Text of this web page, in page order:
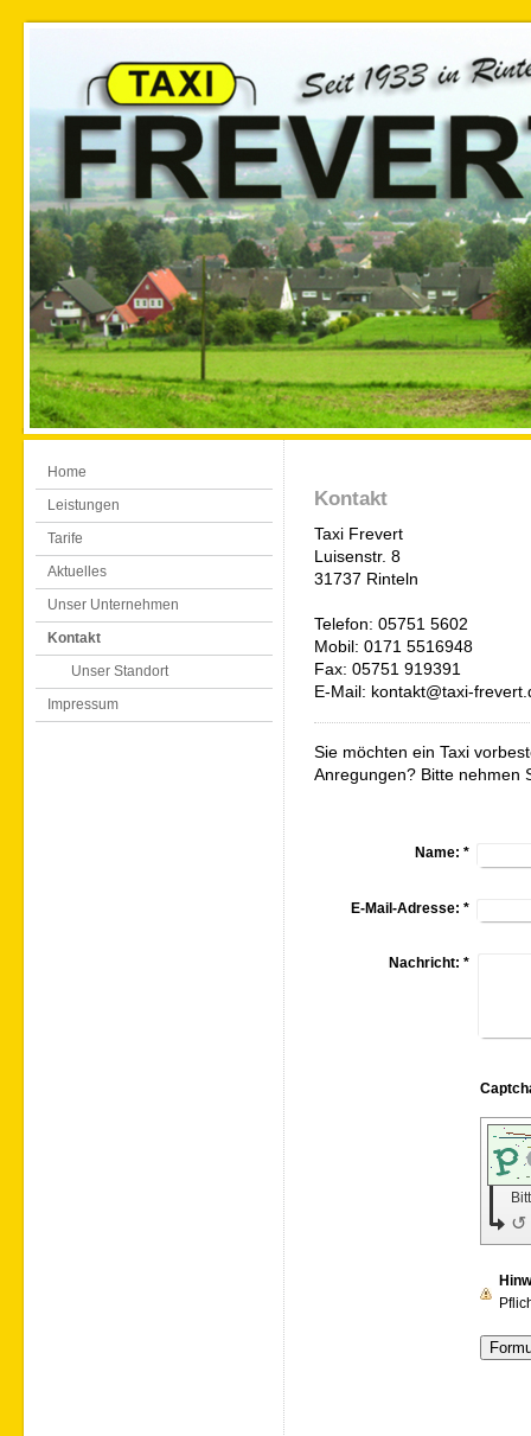
Home
Leistungen
Tarife
Aktuelles
Unser Unternehmen
Kontakt
Unser Standort
Impressum
Kontakt
Taxi Frevert
Luisenstr. 8
31737 Rinteln
Telefon: 05751 5602
Mobil: 0171 5516948
Fax: 05751 919391
E-Mail: kontakt@taxi-
Sie möchten ein Taxi
Anregungen? Bitte nehmen
Name: *
E-Mail-Adresse: *
Nachricht: *
↺